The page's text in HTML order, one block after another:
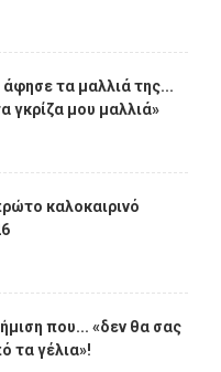
τα μαλλιά της...
γκρίζα μου μαλλιά»
καλοκαιρινό
που... «δεν θα σας
τα γέλια»!